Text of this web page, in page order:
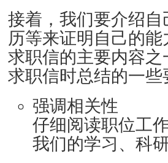
接着，我们要介绍
历等来证明自己的
求职信的主要内容
求职信时总结的一些
强调相关性
仔细阅读职位工
我们的学习、科